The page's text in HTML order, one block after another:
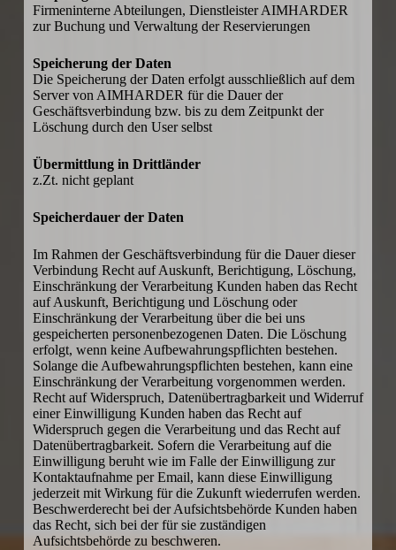
Firmeninterne Abteilungen, Dienstleister AIMHARDER
zur Buchung und Verwaltung der Reservierungen
Speicherung der Daten
Die Speicherung der Daten erfolgt ausschließlich auf dem
Server von AIMHARDER für die Dauer der
Geschäftsverbindung bzw. bis zu dem Zeitpunkt der
Löschung durch den User selbst
Übermittlung in Drittländer
z.Zt. nicht geplant
Speicherdauer der Daten
Im Rahmen der Geschäftsverbindung für die Dauer dieser
Verbindung Recht auf Auskunft, Berichtigung, Löschung,
Einschränkung der Verarbeitung Kunden haben das Recht
auf Auskunft, Berichtigung und Löschung oder
Einschränkung der Verarbeitung über die bei uns
gespeicherten personenbezogenen Daten. Die Löschung
erfolgt, wenn keine Aufbewahrungspflichten bestehen.
Solange die Aufbewahrungspflichten bestehen, kann eine
Einschränkung der Verarbeitung vorgenommen werden.
Recht auf Widerspruch, Datenübertragbarkeit und Widerruf
einer Einwilligung Kunden haben das Recht auf
Widerspruch gegen die Verarbeitung und das Recht auf
Datenübertragbarkeit. Sofern die Verarbeitung auf die
Einwilligung beruht wie im Falle der Einwilligung zur
Kontaktaufnahme per Email, kann diese Einwilligung
jederzeit mit Wirkung für die Zukunft wiederrufen werden.
Beschwerderecht bei der Aufsichtsbehörde Kunden haben
das Recht, sich bei der für sie zuständigen
Aufsichtsbehörde zu beschweren.